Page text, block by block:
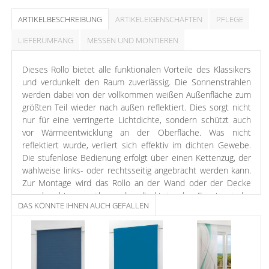
ARTIKELBESCHREIBUNG ARTIKELEIGENSCHAFTEN
PFLEGE
LIEFERUMFANG
MESSEN UND MONTIEREN
Dieses Rollo bietet alle funktionalen Vorteile des Klassikers
und verdunkelt den Raum zuverlässig. Die Sonnenstrahlen
werden dabei von der vollkommen weißen Außenfläche zum
größten Teil wieder nach außen reflektiert. Dies sorgt nicht
nur für eine verringerte Lichtdichte, sondern schützt auch
vor Wärmeentwicklung an der Oberfläche. Was nicht
reflektiert wurde, verliert sich effektiv im dichten Gewebe.
Die stufenlose Bedienung erfolgt über einen Kettenzug, der
wahlweise links- oder rechtsseitig angebracht werden kann.
Zur Montage wird das Rollo an der Wand oder der Decke
verschraubt, was über oder direkt in der Fensternische
geschehen kann. Wenn Sie die Montage ohne Bohren und
Schrauben bevorzugen, können Sie separat bestellbare
Klemm- oder Klebeträger erwerben. Die Anbringung des
Rollos erfolgt jeweils auf dem Fensterflügel. Für einen
passgenauen Sitz kann das Rollo eigenhändig seitlich gekürzt
DAS KÖNNTE IHNEN AUCH GEFALLEN